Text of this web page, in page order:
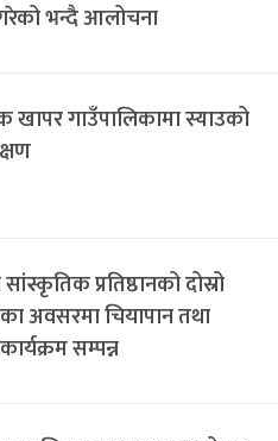
भन्दै आलोचना
खापर गाउँपालिकामा स्याउको
प्रतिष्ठानको दोस्रो
अवसरमा चियापान तथा
सम्पन्न